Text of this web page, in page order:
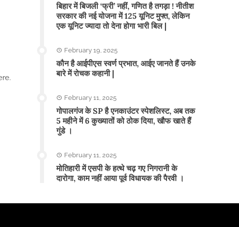
बिहार में बिजली ‘फ्री’ नहीं, गणित है तगड़ा ! नीतीश
सरकार की नई योजना में 125 यूनिट मुफ्त, लेकिन
एक यूनिट ज्यादा तो देना होगा भारी बिल |
February 19, 2025
कौन है आईपीएस स्वर्ण प्रभात, आईए जानते हैं उनके
बारे में रोचक कहानी |
February 11, 2025
गोपालगंज के SP है एनकाउंटर स्पेशलिस्ट, अब तक
5 महीने में 6 कुख्यातों को ठोक दिया, खौफ खाते हैं
गुंडे ।
February 11, 2025
मोतिहारी में एसपी के हत्थे चढ़ गए निगरानी के
दारोगा, काम नहीं आया पूर्व विधायक की पैरवी ।